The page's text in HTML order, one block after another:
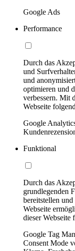
Google Ads
Performance
Durch das
und
und
optimieren und
verbessern. Mit
Webseite
Google
Funktional
Durch das
grundlegenden
bereitstellen
Webseite
dieser Webseite
Google Tag
Consent Mode